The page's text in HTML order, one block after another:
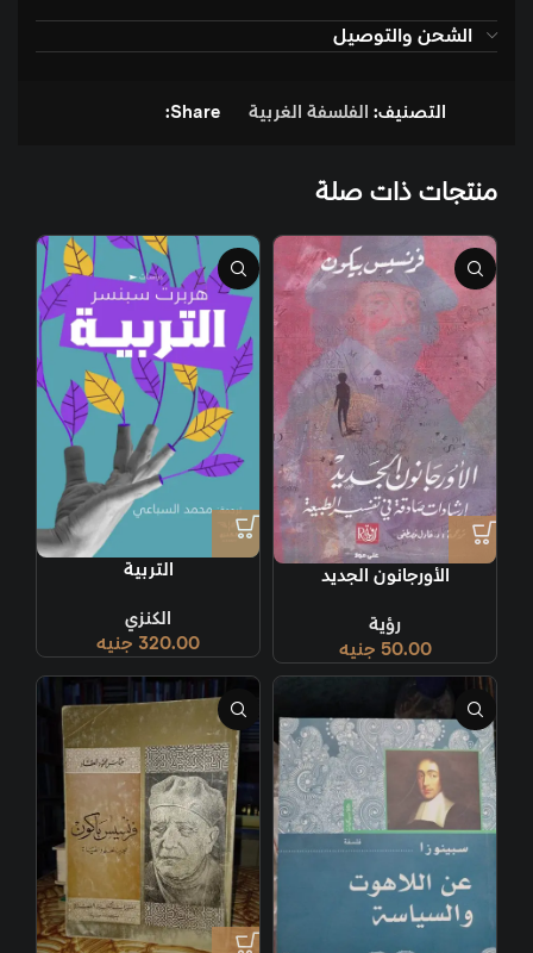
الشحن والتوصيل
التصنيف: الفلسفة الغربية Share:
منتجات ذات صلة
الأورجانون الجديد
رؤية
50.00 جنيه
التربية
الكنزي
320.00 جنيه